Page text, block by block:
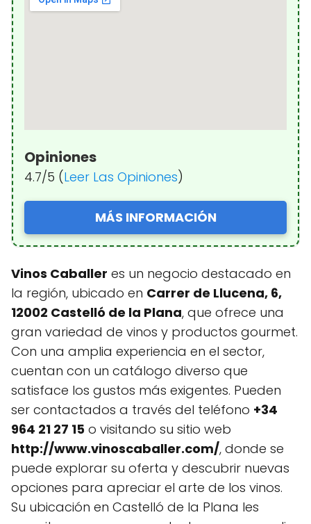
Opiniones
4.7/5 (Leer Las Opiniones)
MÁS INFORMACIÓN
Vinos Caballer es un negocio destacado en
la región, ubicado en Carrer de Llucena, 6,
12002 Castelló de la Plana, que ofrece una
gran variedad de vinos y productos gourmet.
Con una amplia experiencia en el sector,
cuentan con un catálogo diverso que
satisface los gustos más exigentes. Pueden
ser contactados a través del teléfono +34
964 21 27 15 o visitando su sitio web
http://www.vinoscaballer.com/, donde se
puede explorar su oferta y descubrir nuevas
opciones para apreciar el arte de los vinos.
Su ubicación en Castelló de la Plana les